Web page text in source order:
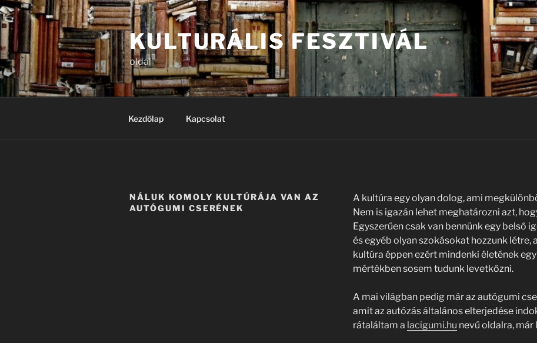
Tartalomhoz
KULTURÁLIS FESZTIVÁL
oldal
Kezdőlap Kapcsolat
NÁLUK KOMOLY KULTÚRÁJA VAN AZ
AUTÓGUMI CSERÉNEK
A kultúra egy olyan dolog, ami
Nem is igazán lehet meghatározni azt,
Egyszerűen csak van bennünk egy belső
és egyéb olyan szokásokat hozzunk létre,
kultúra éppen ezért mindenki életének
mértékben sosem tudunk levetkőzni.
A mai világban pedig már az autógumi
amit az autózás általános elterjedése
rátaláltam a lacigumi.hu nevű oldalra,